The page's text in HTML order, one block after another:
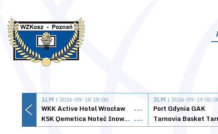
1LM | 2026-09-18 18:00
WKK Active Hotel Wrocław
---
KSK Qemetica Noteć Inowrocław ---
2LM | 2026-09-19
Port Gdynia GAK